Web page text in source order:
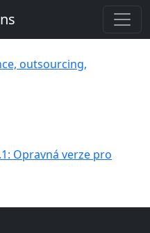
outsourcing,
Opravná verze pro